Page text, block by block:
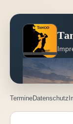
TermineDatenschutz